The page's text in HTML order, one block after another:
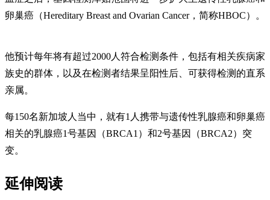
卵巢癌（Hereditary Breast and Ovarian Cancer，简称HBOC）。
他预计每年将有超过2000人符合检测条件，包括有相关疾病家
族史的群体，以及在检测者结果呈阳性后、可获得检测的直系
亲属。
每150名新加坡人当中，就有1人携带与遗传性乳腺癌和卵巢癌
相关的乳腺癌1号基因（BRCA1）和2号基因（BRCA2）突
变。
延伸阅读